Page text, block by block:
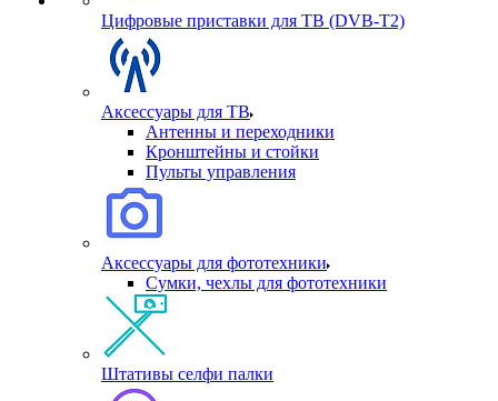
Цифровые приставки для ТВ (DVB-T2)
Аксессуары для ТВ
Антенны и переходники
Кронштейны и стойки
Пульты управления
Аксессуары для фототехники
Сумки, чехлы для фототехники
Штативы селфи палки